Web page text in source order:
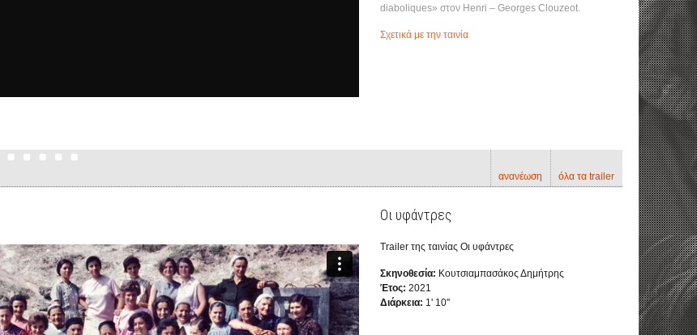
diaboliques» στον Henri – Georges Clouzeot.
Σχετικά με την ταινία
ανανέωση όλα τα trailer
Οι υφάντρες
Trailer της ταινίας Οι υφάντρες
Σκηνοθεσία: Κουτσιαμπασάκος Δημήτρης
Έτος: 2021
Διάρκεια: 1' 10''